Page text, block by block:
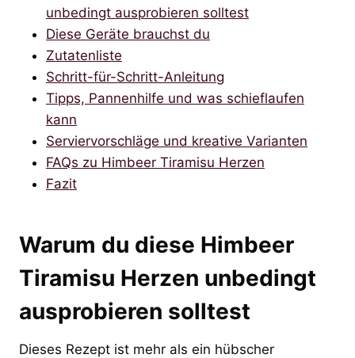
unbedingt ausprobieren solltest
Diese Geräte brauchst du
Zutatenliste
Schritt-für-Schritt-Anleitung
Tipps, Pannenhilfe und was schieflaufen
kann
Serviervorschläge und kreative Varianten
FAQs zu Himbeer Tiramisu Herzen
Fazit
Warum du diese Himbeer
Tiramisu Herzen unbedingt
ausprobieren solltest
Dieses Rezept ist mehr als ein hübscher